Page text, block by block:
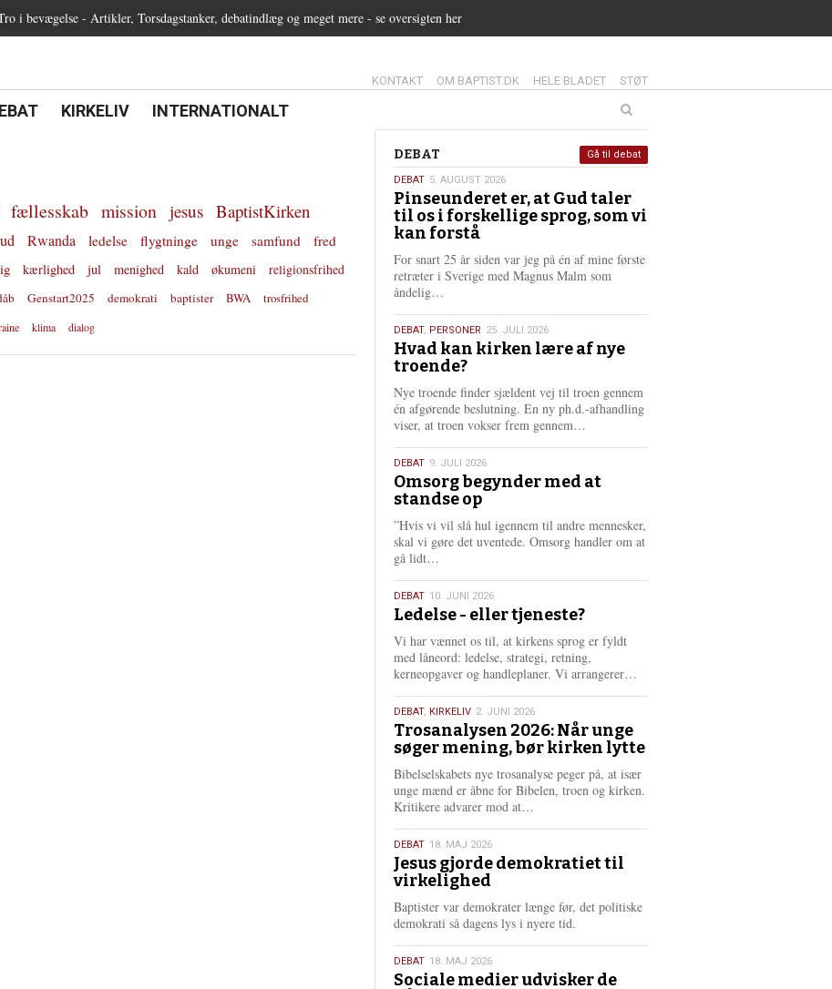
i bevægelse - Artikler, Torsdagstanker, debatindlæg og meget mere - se oversigten her
13.0:
KONTAKT 14.0:
OM BAPTIST.DK 15.0:
HELE BLADET 16.0:
STØT
21.0:
KIRKELIV 22.0:
INTERNATIONALT
fællesskab mission jesus BaptistKirken
Rwanda ledelse flygtninge unge samfund
fred
kærlighed jul menighed kald økumeni
religionsfrihed
Genstart2025 demokrati baptister BWA
trosfrihed
klima dialog
Debat
DEBAT
5.
august
2026
DEBAT 5. AUGUST 2026
Pinseunderet er, at Gud taler
til os i forskellige sprog, som vi
kan forstå
For snart 25 år siden var jeg på én af mine første
retræter i Sverige med Magnus Malm som
åndelig…
s
m
e
r
e
25.
juli
2026
DEBAT, PERSONER 25. JULI 2026
Hvad kan kirken lære af nye
troende?
Nye troende finder sjældent vej til troen gennem
én afgørende beslutning. En ny ph.d.-afhandling
viser, at troen vokser frem gennem…
e
e
9.
juli
2026
DEBAT 9. JULI 2026
Omsorg begynder med at
standse op
”Hvis vi vil slå hul igennem til andre mennesker,
skal vi gøre det uventede. Omsorg handler om at
gå lidt…
s
e
r
e
10.
juni
2026
DEBAT 10. JUNI 2026
Ledelse - eller tjeneste?
Vi har vænnet os til, at kirkens sprog er fyldt
med låneord: ledelse, strategi, retning,
kerneopgaver og handleplaner. Vi arrangerer…
r
e
2.
juni
2026
DEBAT, KIRKELIV 2. JUNI 2026
Trosanalysen 2026: Når unge
søger mening, bør kirken lytte
Bibelselskabets nye trosanalyse peger på, at især
unge mænd er åbne for Bibelen, troen og kirken.
Kritikere advarer mod at…
e
e
18.
maj
2026
DEBAT 18. MAJ 2026
Jesus gjorde demokratiet til
virkelighed
Baptister var demokrater længe før, det politiske
demokrati så dagens lys i nyere tid.
18.
maj
DEBAT 18. MAJ 2026
Sociale medier udvisker de
Gå til debat